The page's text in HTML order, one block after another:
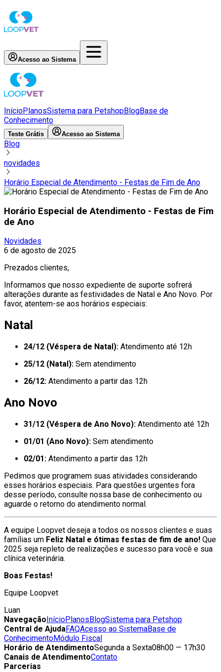
Acesso ao Sistema
InícioPlanosSistema para PetshopBlogBase de
Conhecimento
Teste Grátis Acesso ao Sistema
Blog
novidades
Horário Especial de Atendimento - Festas de Fim de Ano
Horário Especial de Atendimento - Festas de Fim
de Ano
Novidades
6 de agosto de 2025
Prezados clientes,
Informamos que nosso expediente de suporte sofrerá
alterações durante as festividades de Natal e Ano Novo. Por
favor, atentem-se aos horários especiais:
Natal
24/12 (Véspera de Natal): Atendimento até 12h
25/12 (Natal): Sem atendimento
26/12: Atendimento a partir das 12h
Ano Novo
31/12 (Véspera de Ano Novo): Atendimento até 12h
01/01 (Ano Novo): Sem atendimento
02/01: Atendimento a partir das 12h
Pedimos que programem suas atividades considerando
esses horários especiais. Para questões urgentes fora
desse período, consulte nossa base de conhecimento ou
aguarde o retorno do atendimento normal.
A equipe Loopvet deseja a todos os nossos clientes e suas
famílias um Feliz Natal e ótimas festas de fim de ano! Que
2025 seja repleto de realizações e sucesso para você e sua
clínica veterinária.
Boas Festas!
Equipe Loopvet
Luan
NavegaçãoInícioPlanosBlogSistema para Petshop
Central de AjudaFAQAcesso ao SistemaBase de
ConhecimentoMódulo Fiscal
Horário de AtendimentoSegunda a Sexta08h00 — 17h30
Canais de AtendimentoContato
Parcerias